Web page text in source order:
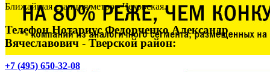
Ближайшая станция метро - Чеховская.
Телефон Нотариус Федорченко Александр
Вячеславович - Тверской район:
+7 (495) 650-32-08